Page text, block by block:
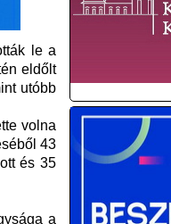
le a
eldőlt
utóbb
volna
43
és 35
a